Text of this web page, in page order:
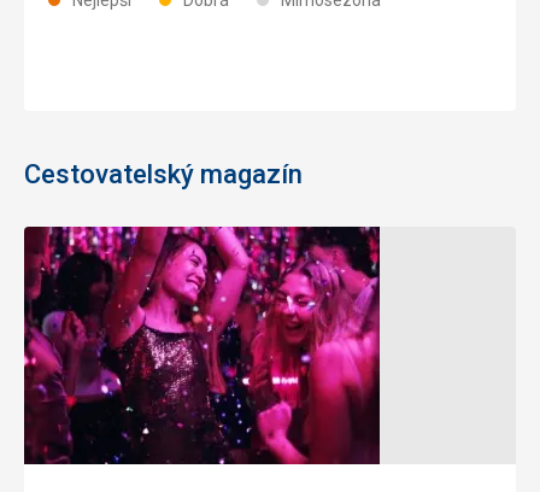
Cestovatelský magazín